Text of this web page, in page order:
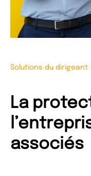
Solutions du dirigeant
La
associés